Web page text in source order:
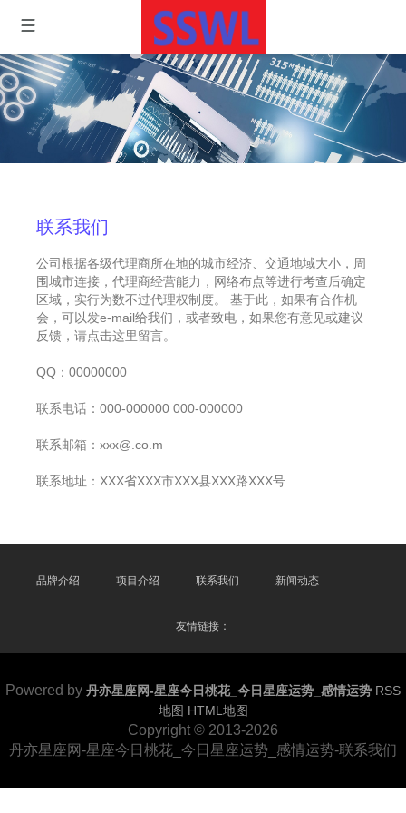
联系我们
公司根据各级代理商所在地的城市经济、交通地域大小，周
围城市连接，代理商经营能力，网络布点等进行考查后确定
区域，实行为数不过代理权制度。 基于此，如果有合作机
会，可以发e-mail给我们，或者致电，如果您有意见或建议
反馈，请点击这里留言。
QQ：00000000
联系电话：000-000000 000-000000
联系邮箱：xxx@.co.m
联系地址：XXX省XXX市XXX县XXX路XXX号
品牌介绍 项目介绍 联系我们 新闻动态
友情链接：
Powered by 丹亦星座网-星座今日桃花_今日星座运势_感情运势 RSS
地图 HTML地图
Copyright © 2013-2026
丹亦星座网-星座今日桃花_今日星座运势_感情运势-联系我们